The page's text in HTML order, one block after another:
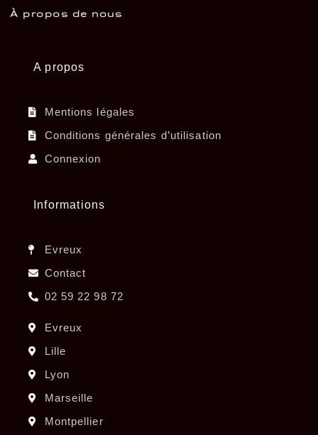
À propos de nous
A propos
Mentions légales
Conditions générales d’utilisation
Connexion
Informations
Evreux
Contact
02 59 22 98 72
Evreux
Lille
Lyon
Marseille
Montpellier